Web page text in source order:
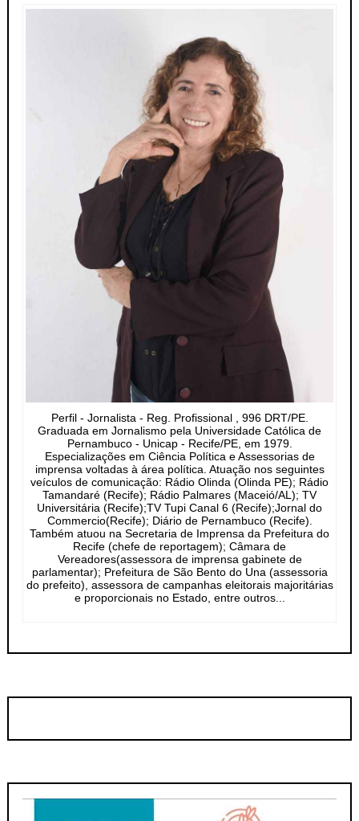
Perfil - Jornalista - Reg. Profissional , 996 DRT/PE.
Graduada em Jornalismo pela Universidade Católica de
Pernambuco - Unicap - Recife/PE, em 1979.
Especializações em Ciência Política e Assessorias de
imprensa voltadas à área política. Atuação nos seguintes
veículos de comunicação: Rádio Olinda (Olinda PE); Rádio
Tamandaré (Recife); Rádio Palmares (Maceió/AL); TV
Universitária (Recife);TV Tupi Canal 6 (Recife);Jornal do
Commercio(Recife); Diário de Pernambuco (Recife).
Também atuou na Secretaria de Imprensa da Prefeitura do
Recife (chefe de reportagem); Câmara de
Vereadores(assessora de imprensa gabinete de
parlamentar); Prefeitura de São Bento do Una (assessoria
do prefeito), assessora de campanhas eleitorais majoritárias
e proporcionais no Estado, entre outros...